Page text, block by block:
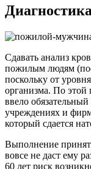
Сдавать анализ
пожилым людям
поскольку от
организма. По этой
ввело
учреждениях и
который сдается
Выполнение
вовсе не даст ему
60 лет риск